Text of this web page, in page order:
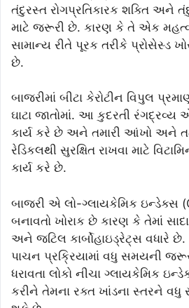
તંદુરસ્ત રોગપ્રતિકારક શક્તિ અને
માટે જરૂરી છે. કારણ કે તે એક
સામાન્ય રીતે પૂરક તરીકે પ્રોસેસ્ડ
છે.
બાજરીમાં બીટા કેરોટીન વિપુલ
ઘાટા જાતોમાં. આ કુદરતી રંગદ્રવ્ય
કાર્ય કરે છે અને તમારી આંખો અને
રેડિકલથી સુરક્ષિત રાખવા માટે
કાર્ય કરે છે.
બાજરી એ લો-ગ્લાયકેમિક ઇન્ડેક્સ
બનાવતો ખોરાક છે કારણ કે તેમાં
અને જટિલ કાર્બોહાઇડ્રેટ્સ વધારે છે.
પાચન પ્રક્રિયામાં વધુ સમયની
ધરાવતા લોકો નીચા ગ્લાયકેમિક
કરીને તેમના રક્ત ખાંડના સ્તરને વધુ